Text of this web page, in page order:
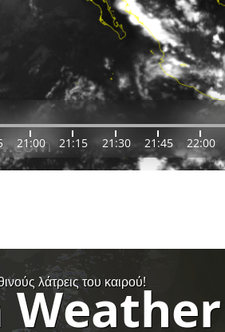
21:00 21:15 21:30 21:45 22:00
λάτρεις του καιρού!
Weather